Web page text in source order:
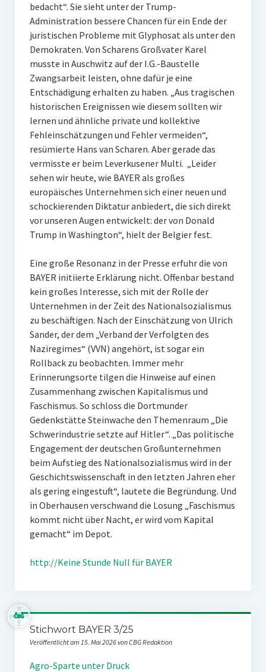
bedacht“. Sie sieht unter der Trump-
Administration bessere Chancen für ein Ende der
juristischen Probleme mit Glyphosat als unter den
Demokraten. Von Scharens Großvater Karel
musste in Auschwitz auf der I.G.-Baustelle
Zwangsarbeit leisten, ohne dafür je eine
Entschädigung erhalten zu haben. „Aus tragischen
historischen Ereignissen wie diesem sollten wir
lernen und ähnliche private und kollektive
Fehleinschätzungen und Fehler vermeiden“,
resümierte Hans van Scharen. Aber gerade das
vermisste er beim Leverkusener Multi. „Leider
sehen wir heute, wie BAYER als großes
europäisches Unternehmen sich einer neuen und
schockierenden Diktatur anbiedert, die sich direkt
vor unseren Augen entwickelt: der von Donald
Trump in Washington“, hielt der Belgier fest.
Eine große Resonanz in der Presse erfuhr die von
BAYER initiierte Erklärung nicht. Offenbar bestand
kein großes Interesse, sich mit der Rolle der
Unternehmen in der Zeit des Nationalsozialismus
zu beschäftigen. Nach der Einschätzung von Ulrich
Sander, der dem „Verband der Verfolgten des
Naziregimes“ (VVN) angehört, ist sogar ein
Rollback zu beobachten. Immer mehr
Erinnerungsorte tilgen die Hinweise auf einen
Zusammenhang zwischen Kapitalismus und
Faschismus. So schloss die Dortmunder
Gedenkstätte Steinwache den Themenraum „Die
Schwerindustrie setzte auf Hitler“. „Das politische
Engagement der deutschen Großunternehmen
beim Aufstieg des Nationalsozialismus wird in der
Geschichtswissenschaft in den letzten Jahren eher
als gering eingestuft“, lautete die Begründung. Und
in Oberhausen verschwand die Losung „Faschismus
kommt nicht über Nacht, er wird vom Kapital
gemacht“ im Depot.
http://Keine Stunde Null für BAYER
Stichwort BAYER 3/25
Veröffentlicht am 15. Mai 2026 von CBG Redaktion
Agro-Sparte unter Druck